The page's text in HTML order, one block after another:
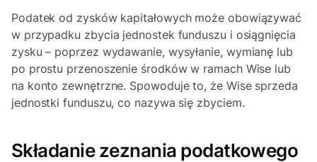
Podatek od zysków kapitałowych może obowiązywać
w przypadku zbycia jednostek funduszu i osiągnięcia
zysku – poprzez wydawanie, wysyłanie, wymianę lub
po prostu przenoszenie środków w ramach Wise lub
na konto zewnętrzne. Spowoduje to, że Wise sprzeda
jednostki funduszu, co nazywa się zbyciem.
Składanie zeznania podatkowego